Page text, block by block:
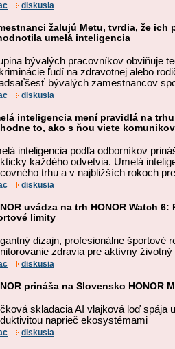
diskusia
žalujú Metu, tvrdia, že ich
umelá inteligencia
bývalých pracovníkov obviňuje
ľudí na zdravotnej alebo
bývalých zamestnancov
diskusia
inteligencia mení pravidlá na
to, ako s ňou viete
inteligencia podľa odborníkov
každého odvetvia. Umelá
trhu a v najbližších rokoch
diskusia
uvádza na trh HONOR Watch
limity
dizajn, profesionálne športové
zdravia pre aktívny životný
diskusia
prináša na Slovensko HONOR
skladacia AI vlajková loď spája
naprieč ekosystémami
diskusia